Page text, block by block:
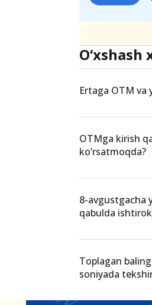
Ertaga OTM va
OTMga kirish
ko‘rsatmoqda?
8-avgustgacha
qabulda
Toplagan
soniyada